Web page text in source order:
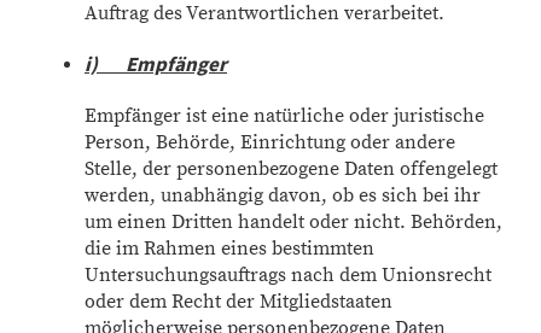
Auftrag des Verantwortlichen verarbeitet.
i) Empfänger
Empfänger ist eine natürliche oder juristische
Person, Behörde, Einrichtung oder andere
Stelle, der personenbezogene Daten offengelegt
werden, unabhängig davon, ob es sich bei ihr
um einen Dritten handelt oder nicht. Behörden,
die im Rahmen eines bestimmten
Untersuchungsauftrags nach dem Unionsrecht
oder dem Recht der Mitgliedstaaten
möglicherweise personenbezogene Daten